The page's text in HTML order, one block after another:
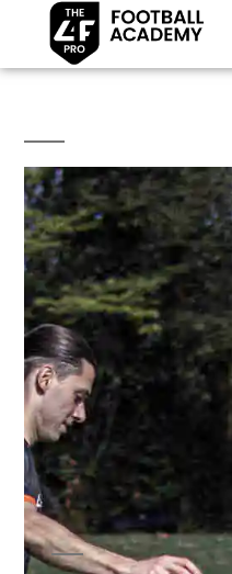
TheL4FPro